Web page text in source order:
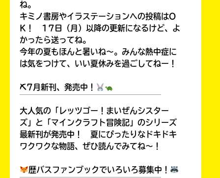
ね。
キミノ書房やイラステーションへの投稿はO
K！ 17日（月）以降の更新になるけど、よ
かったら送ってね。
今年の夏もほんと暑いね～。みんな熱中症に
は気をつけて、いい夏休みを過ごしてねー！
⛏7月新刊、発売中！
大人気の「レッツゴー！まいぜんシスター
ズ」と「マインクラフト冒険記」のシリーズ
最新刊が発売中！ 夏にぴったりなドキドキ
ワクワクな物語、ぜひ読んでみてね～！
歴バスファンブックでいろいろ募集中！